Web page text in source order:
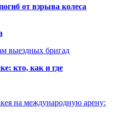
от взрыва колеса
выездных бригад
кто, как и где
на международную арену: